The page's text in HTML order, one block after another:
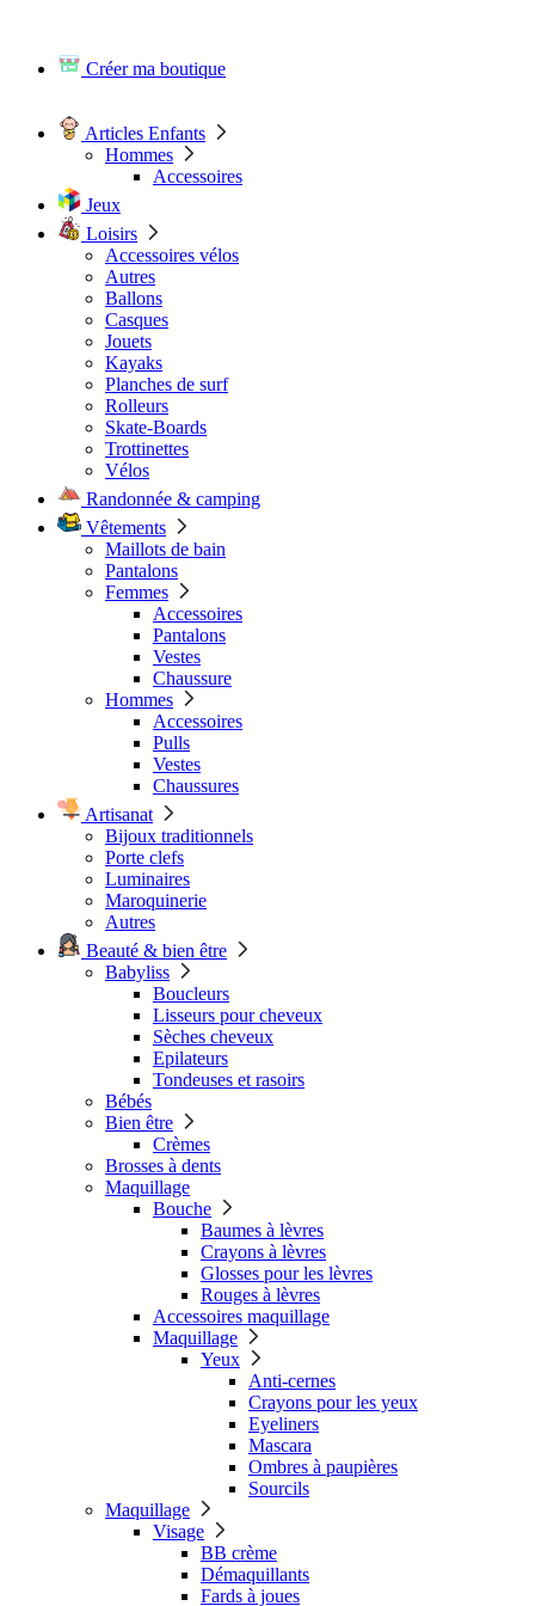
Créer ma boutique
Articles Enfants
Hommes
Accessoires
Jeux
Loisirs
Accessoires vélos
Autres
Ballons
Casques
Jouets
Kayaks
Planches de surf
Rolleurs
Skate-Boards
Trottinettes
Vélos
Randonnée & camping
Vêtements
Maillots de bain
Pantalons
Femmes
Accessoires
Pantalons
Vestes
Chaussure
Hommes
Accessoires
Pulls
Vestes
Chaussures
Artisanat
Bijoux traditionnels
Porte clefs
Luminaires
Maroquinerie
Autres
Beauté & bien être
Babyliss
Boucleurs
Lisseurs pour cheveux
Sèches cheveux
Epilateurs
Tondeuses et rasoirs
Bébés
Bien être
Crèmes
Brosses à dents
Maquillage
Bouche
Baumes à lèvres
Crayons à lèvres
Glosses pour les lèvres
Rouges à lèvres
Accessoires maquillage
Maquillage
Yeux
Anti-cernes
Crayons pour les yeux
Eyeliners
Mascara
Ombres à paupières
Sourcils
Maquillage
Visage
BB crème
Démaquillants
Fards à joues